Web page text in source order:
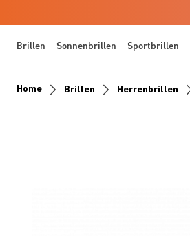
Brillen Sonnenbrillen Sportbrillen
Home Brillen Herrenbrillen